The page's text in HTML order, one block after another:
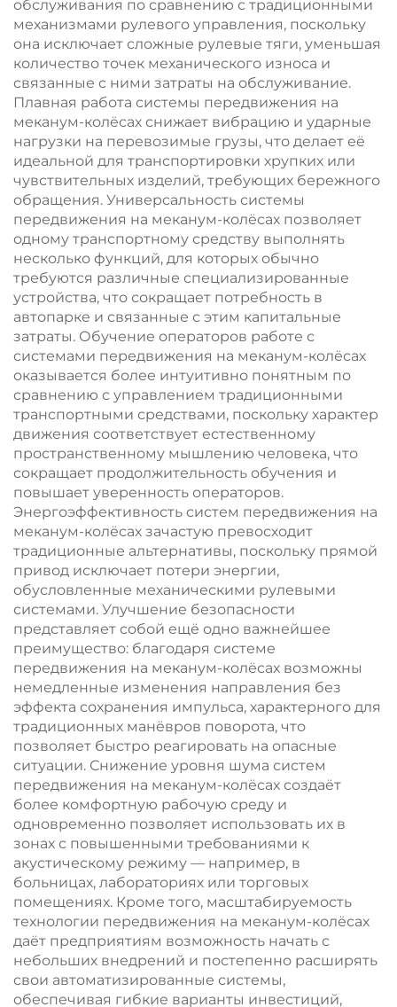
обслуживания по сравнению с традиционными
механизмами рулевого управления, поскольку
она исключает сложные рулевые тяги, уменьшая
количество точек механического износа и
связанные с ними затраты на обслуживание.
Плавная работа системы передвижения на
меканум-колёсах снижает вибрацию и ударные
нагрузки на перевозимые грузы, что делает её
идеальной для транспортировки хрупких или
чувствительных изделий, требующих бережного
обращения. Универсальность системы
передвижения на меканум-колёсах позволяет
одному транспортному средству выполнять
несколько функций, для которых обычно
требуются различные специализированные
устройства, что сокращает потребность в
автопарке и связанные с этим капитальные
затраты. Обучение операторов работе с
системами передвижения на меканум-колёсах
оказывается более интуитивно понятным по
сравнению с управлением традиционными
транспортными средствами, поскольку характер
движения соответствует естественному
пространственному мышлению человека, что
сокращает продолжительность обучения и
повышает уверенность операторов.
Энергоэффективность систем передвижения на
меканум-колёсах зачастую превосходит
традиционные альтернативы, поскольку прямой
привод исключает потери энергии,
обусловленные механическими рулевыми
системами. Улучшение безопасности
представляет собой ещё одно важнейшее
преимущество: благодаря системе
передвижения на меканум-колёсах возможны
немедленные изменения направления без
эффекта сохранения импульса, характерного для
традиционных манёвров поворота, что
позволяет быстро реагировать на опасные
ситуации. Снижение уровня шума систем
передвижения на меканум-колёсах создаёт
более комфортную рабочую среду и
одновременно позволяет использовать их в
зонах с повышенными требованиями к
акустическому режиму — например, в
больницах, лабораториях или торговых
помещениях. Кроме того, масштабируемость
технологии передвижения на меканум-колёсах
даёт предприятиям возможность начать с
небольших внедрений и постепенно расширять
свои автоматизированные системы,
обеспечивая гибкие варианты инвестиций,